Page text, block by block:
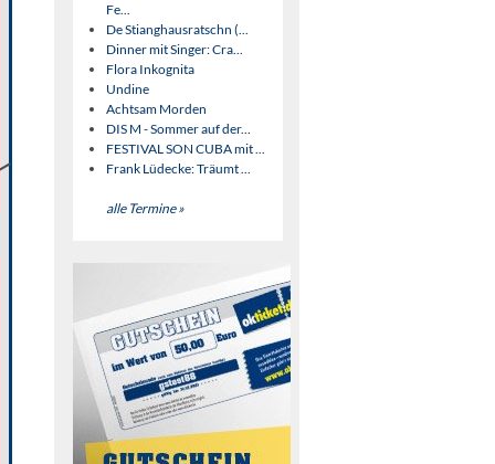
Fe...
De Stianghausratschn (...
Dinner mit Singer: Cra...
Flora Inkognita
Undine
Achtsam Morden
DIS M - Sommer auf der...
FESTIVAL SON CUBA mit ...
Frank Lüdecke: Träumt ...
alle Termine »